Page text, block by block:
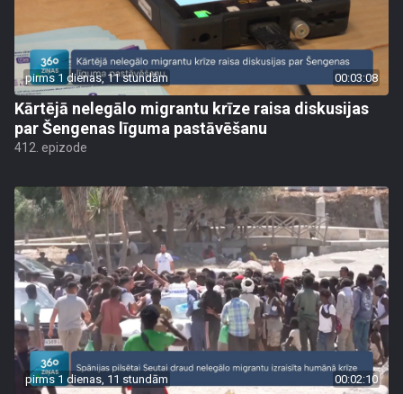
pirms 1 dienas, 11 stundām 00:03:08
Kārtējā nelegālo migrantu krīze raisa diskusijas
par Šengenas līguma pastāvēšanu
412. epizode
pirms 1 dienas, 11 stundām 00:02:10